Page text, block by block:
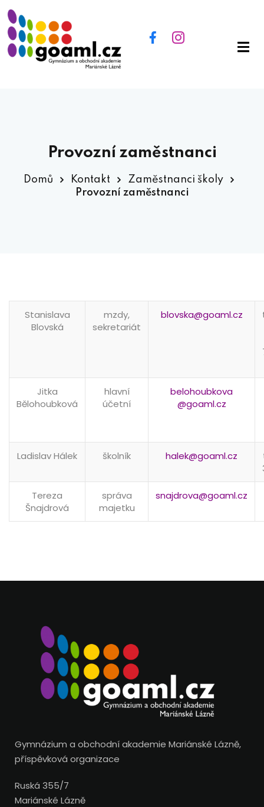
Provozní zaměstnanci
Domů Kontakt
Zaměstnanci školy
Provozní zaměstnanci
Stanislava
Blovská
mzdy,
sekretariát
blovska@goaml.cz
Jitka
Bělohoubková
hlavní
účetní
belohoubkova
@goaml.cz
Ladislav Hálek školník halek@goaml.cz
Tereza
Šnajdrová
správa
majetku
snajdrova@goaml.cz
Gymnázium a obchodní akademie Mariánské Lázně,
příspěvková organizace
Ruská 355/7
Mariánské Lázně